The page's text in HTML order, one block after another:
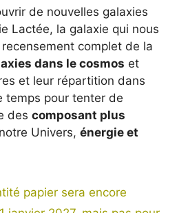
de nouvelles galaxies
Lactée, la galaxie qui nous
complet de la
dans le cosmos et
et leur répartition dans
temps pour tenter de
des composant plus
Univers, énergie et
papier sera encore